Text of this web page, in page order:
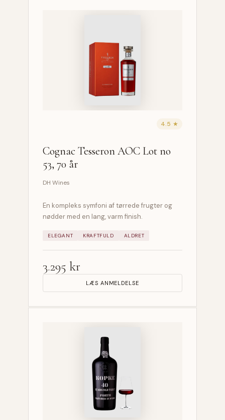
4.5 ★
Cognac Tesseron AOC Lot no
53, 70 år
DH Wines
En kompleks symfoni af tørrede frugter og
nødder med en lang, varm finish.
ELEGANT KRAFTFULD ALDRET
3.295 kr
LÆS ANMELDELSE